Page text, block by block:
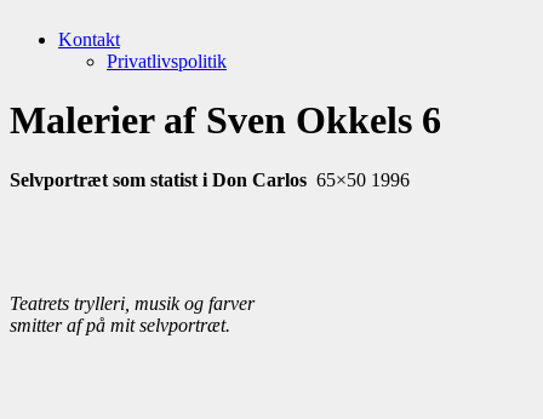
Kontakt
Privatlivspolitik
Malerier af Sven Okkels 6
Selvportræt som statist i Don Carlos 65×50 1996
Teatrets trylleri, musik og farver
smitter af på mit selvportræt.